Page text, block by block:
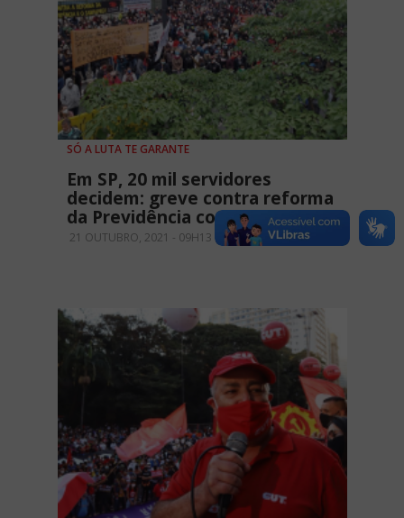
SÓ A LUTA TE GARANTE
Em SP, 20 mil servidores
decidem: greve contra reforma
da Previdência continua
21 OUTUBRO, 2021 - 09H13